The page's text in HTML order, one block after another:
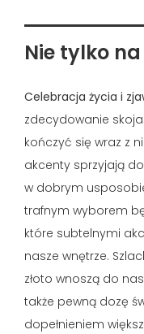
Nie tylko
Celebracja życia i
zdecydowanie
kończyć się wraz z
akcenty sprzyjają
w dobrym
trafnym wyborem
które subtelnymi
nasze wnętrze.
złoto wnoszą do
także pewną dozę
dopełnieniem